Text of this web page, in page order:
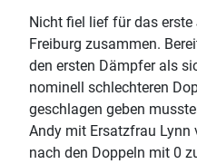
Nicht fiel lief für das
Freiburg zusammen.
den ersten Dämpfer als
nominell schlechteren
geschlagen geben
Andy mit Ersatzfrau Lynn
nach den Doppeln mit 0